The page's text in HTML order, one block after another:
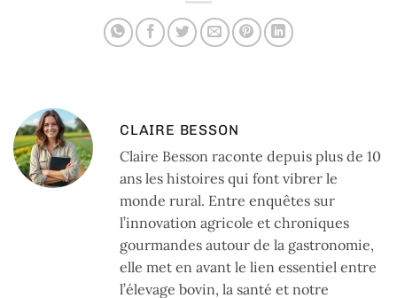
CLAIRE BESSON
Claire Besson raconte depuis plus de 10
ans les histoires qui font vibrer le
monde rural. Entre enquêtes sur
l’innovation agricole et chroniques
gourmandes autour de la gastronomie,
elle met en avant le lien essentiel entre
l’élevage bovin, la santé et notre